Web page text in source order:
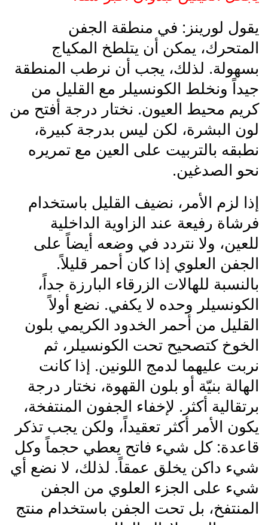
يقول لورينز: في منطقة الجفن
المتحرك، يمكن أن يتلطخ المكياج
بسهولة. لذلك، يجب أن نرطب المنطقة
جيداً ونخلط الكونسيلر مع القليل من
كريم محيط العيون. نختار درجة أفتح من
لون البشرة، لكن ليس بدرجة كبيرة،
نطبقه بالتربيت على العين مع تمريره
نحو الصدغين.
إذا لزم الأمر، نضيف القليل باستخدام
فرشاة رفيعة عند الزاوية الداخلية
للعين، ولا نتردد في وضعه أيضاً على
الجفن العلوي إذا كان أحمر قليلاً.
بالنسبة للهالات الزرقاء البارزة جداً،
الكونسيلر وحده لا يكفي. نضع أولاً
القليل من أحمر الخدود الكريمي بلون
الخوخ كتصحيح تحت الكونسيلر، ثم
نربت عليهما لدمج اللونين. إذا كانت
الهالة بنيّة أو بلون القهوة، نختار درجة
برتقالية أكثر. لإخفاء الجفون المنتفخة،
يكون الأمر أكثر تعقيداً، ولكن يجب تذكر
قاعدة: كل شيء فاتح يعطي حجماً وكل
شيء داكن يخلق عمقاً. لذلك، لا نضع أي
شيء على الجزء العلوي من الجفن
المنتفخ، بل تحت الجفن باستخدام منتج